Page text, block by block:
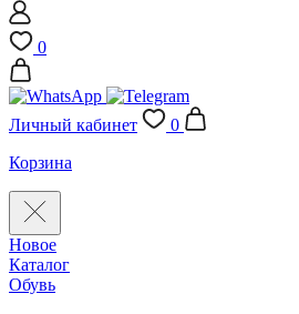
0
Личный кабинет
0
Корзина
Новое
Каталог
Обувь